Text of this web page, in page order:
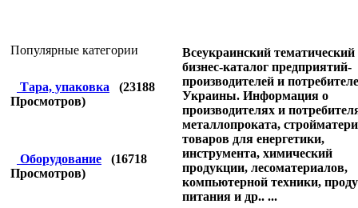
Популярные категории
Тара, упаковка (23188
Просмотров)
Оборудование (16718
Просмотров)
Всеукраинский тематический
бизнес-каталог предприятий-
производителей и
Украины. Информация о
производителях и
металлопроката,
товаров для енергетики,
инструмента, химический
продукции, лесоматериалов,
компьютерной техники,
питания и др.. ...